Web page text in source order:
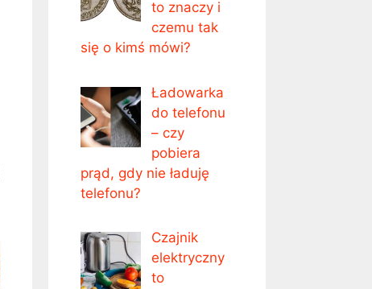
to znaczy i
czemu tak
się o kimś mówi?
Ładowarka
do telefonu
– czy
pobiera
prąd, gdy nie ładuję
telefonu?
Czajnik
elektryczny
to